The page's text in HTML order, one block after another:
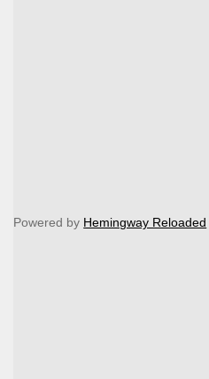
Powered by Hemingway Reloaded